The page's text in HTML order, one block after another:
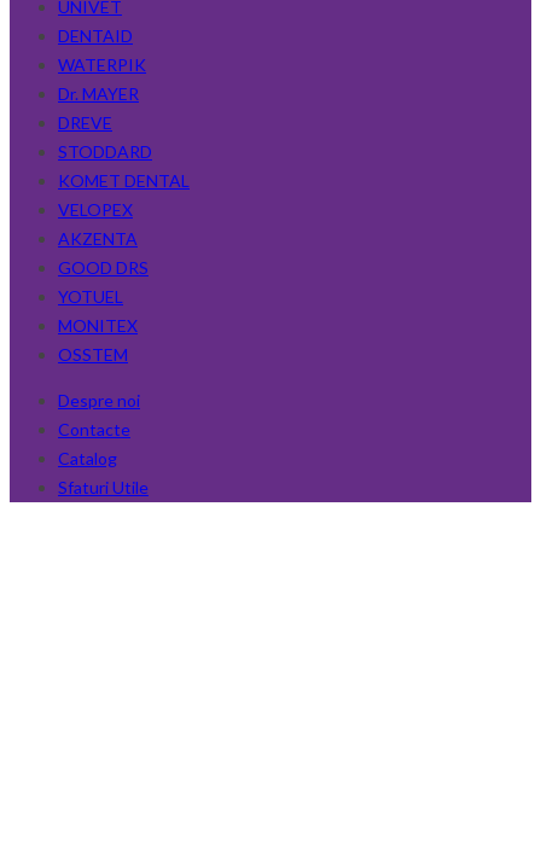
UNIVET
DENTAID
WATERPIK
Dr. MAYER
DREVE
STODDARD
KOMET DENTAL
VELOPEX
AKZENTA
GOOD DRS
YOTUEL
MONITEX
OSSTEM
Despre noi
Contacte
Catalog
Sfaturi Utile